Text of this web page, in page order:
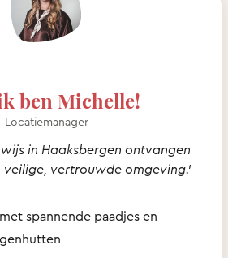
ben Michelle!
Locatiemanager
in Haaksbergen ontvangen
veilige, vertrouwde omgeving.’
spannende paadjes en